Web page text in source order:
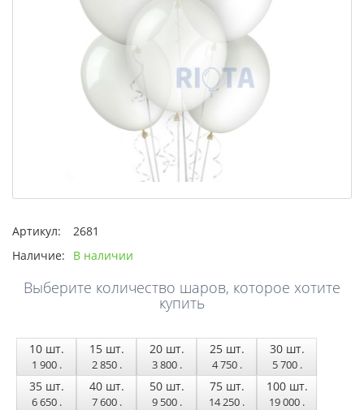
Артикул:
2681
Наличие:
В наличии
Выберите количество шаров, которое хотите
купить
10шт.
1 900 .
15шт.
2 850 .
20шт.
3 800 .
25шт.
4 750 .
30шт.
5 700 .
35шт.
6 650 .
40шт.
7 600 .
50шт.
9 500 .
75шт.
14 250 .
100шт.
19 000 .